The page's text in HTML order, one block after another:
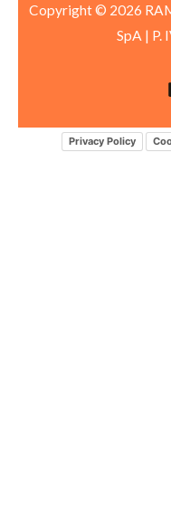
Copyright © 2026
SpA | P.
Privacy Policy